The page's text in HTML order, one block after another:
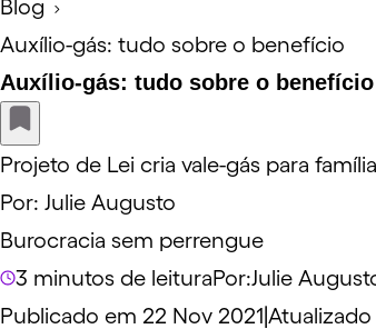
Blog
Auxílio-gás: tudo sobre o benefício
Auxílio-gás: tudo sobre o benefício
Projeto de Lei cria vale-gás para
Por: Julie Augusto
Burocracia sem perrengue
3 minutos de leituraPor:Julie
Publicado em 22 Nov 2021 Atualizado